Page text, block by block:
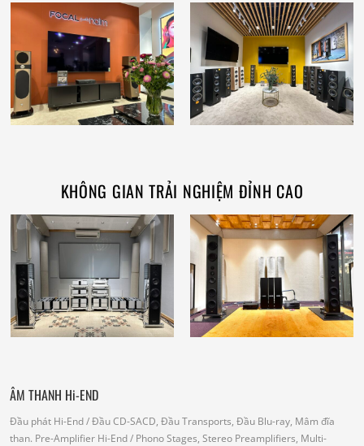
KHÔNG GIAN TRẢI NGHIỆM ĐỈNH CAO
ÂM THANH Hi-END
Đầu phát Hi-End/ Đầu CD-SACD, Đầu Transports, Đầu Blu-ray, Mâm đĩa
than. Pre-Amplifier Hi-End/ Phono Stages, Stereo Preamplifiers, Multi-